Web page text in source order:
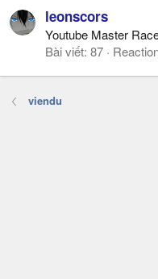
leonscors
Youtube Master
Bài viết 87
viendu